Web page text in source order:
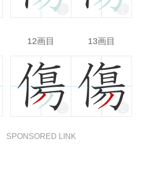
12画目 13画目
SPONSORED LINK